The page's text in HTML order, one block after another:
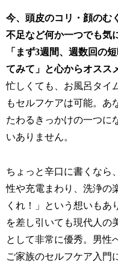
今、頭皮のコリ・顔のむ
不足など何か一つでも気
「まず3週間、週数回の
てみて」と心からオスス
忙しくても、お風呂タイ
もセルフケアは可能。あ
たわるきっかけの一つに
いありません。
ちょっと辛口に書くなら
性や充電まわり、洗浄の
くれ！」という想いもあ
を差し引いても現代人の
として非常に優秀。男性
ご家族のセルフケア入門